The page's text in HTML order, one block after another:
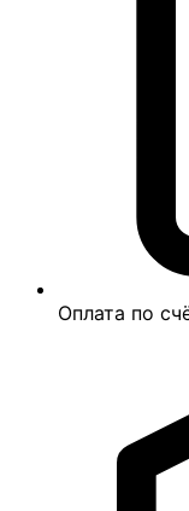
Оплата по